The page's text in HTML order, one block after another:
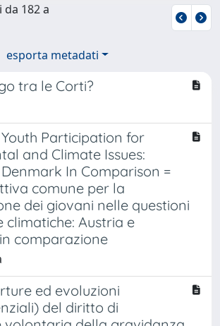
182 a
esporta metadati
tra le Corti?
Participation for
and Climate Issues:
In Comparison =
comune per la
dei giovani nelle questioni
climatiche: Austria e
comparazione
ed evoluzioni
del diritto di